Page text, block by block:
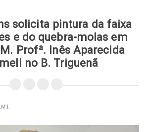
solicita pintura da faixa
e do quebra-molas em
Profª. Inês Aparecida
no B. Triguenã